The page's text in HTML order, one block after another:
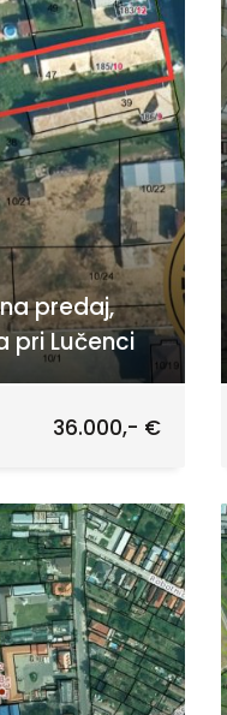
predaj,
pri Lučenci
36.000,- €